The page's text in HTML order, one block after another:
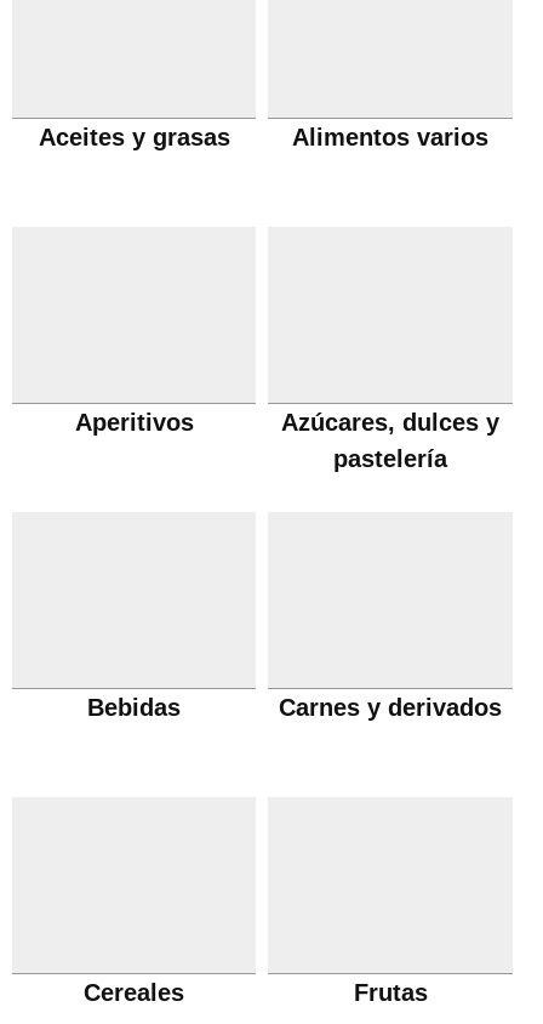
Aceites y grasas Alimentos varios
Aperitivos
Azúcares, dulces y
pastelería
Bebidas Carnes y derivados
Cereales Frutas